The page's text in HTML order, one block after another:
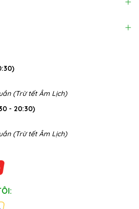
(Trừ tết Âm Lịch)
- 20:30)
(Trừ tết Âm Lịch)